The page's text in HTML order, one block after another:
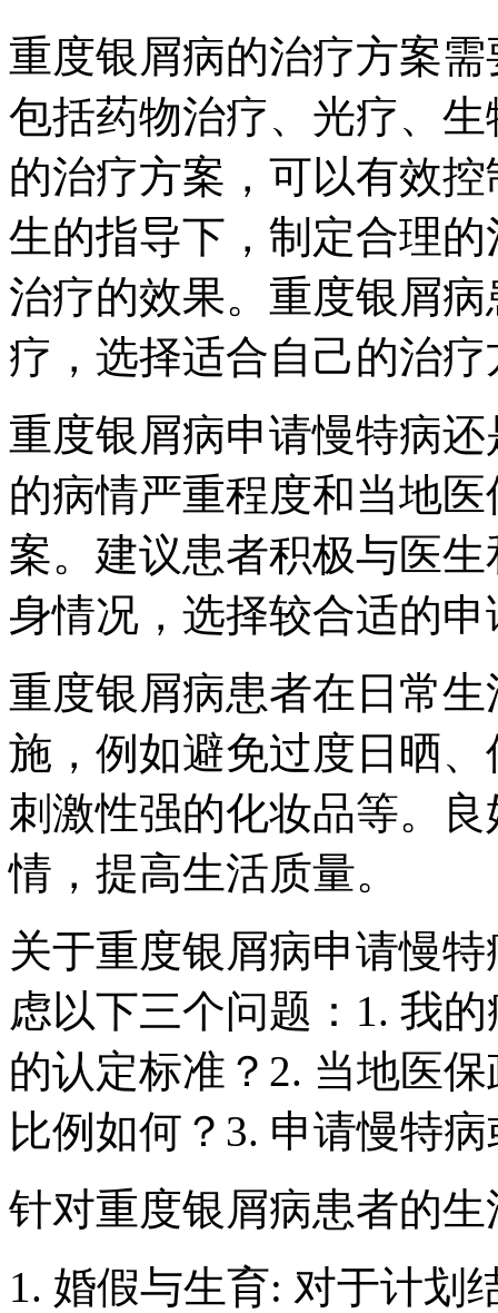
重度银屑病的治疗方案
包括药物治疗、光疗、
的治疗方案，可以有效
生的指导下，制定合理
治疗的效果。重度银屑
疗，选择适合自己的治疗
重度银屑病申请慢特病
的病情严重程度和当地
案。建议患者积极与医
身情况，选择较合适的
重度银屑病患者在日常
施，例如避免过度日晒
刺激性强的化妆品等。
情，提高生活质量。
关于重度银屑病申请慢
虑以下三个问题：1. 我
的认定标准？2. 当地医
比例如何？3. 申请慢特
针对重度银屑病患者的
1. 婚假与生育: 对于计划